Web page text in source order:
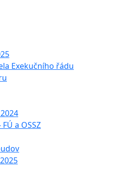
Exekučního řádu
a OSSZ